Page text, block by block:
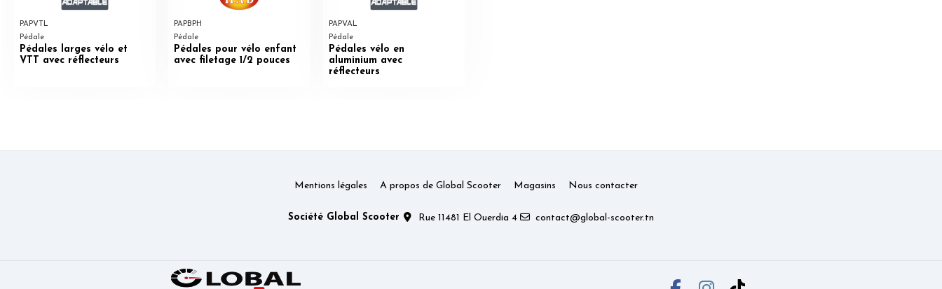
PAPVTL
Pédale
Pédales larges vélo et
VTT avec réflecteurs
PAPBPH
Pédale
Pédales pour vélo enfant
avec filetage 1/2 pouces
PAPVAL
Pédale
Pédales vélo en
aluminium avec
réflecteurs
Mentions légales A propos de Global Scooter Magasins Nous contacter
Société Global Scooter Rue 11481 El Ouerdia 4 contact@global-scooter.tn